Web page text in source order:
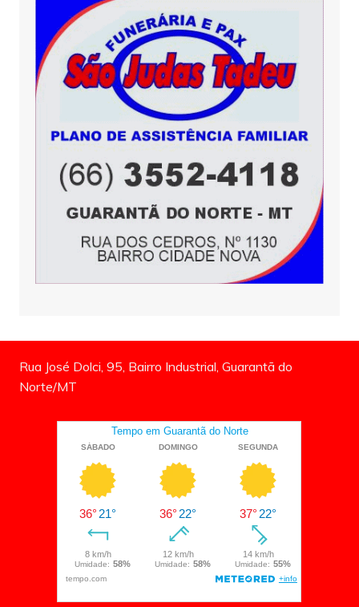
Rua José Dolci, 95, Bairro Industrial, Guarantã do
Norte/MT